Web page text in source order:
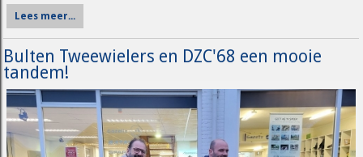
Lees meer...
Bulten Tweewielers en DZC'68 een mooie
tandem!